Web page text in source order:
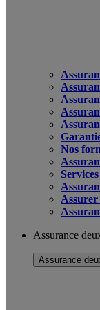
Nos
Assurance
Assurance